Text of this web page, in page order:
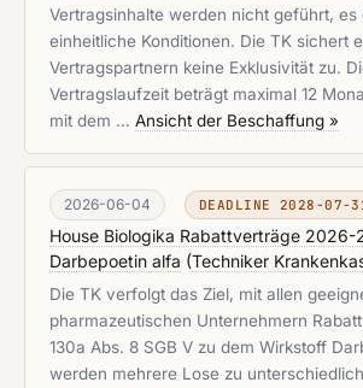
Vertragsinhalte werden nicht geführt, es
einheitliche Konditionen. Die TK sichert
Vertragspartnern keine Exklusivität zu.
Vertragslaufzeit beträgt maximal 12
mit dem … Ansicht der Beschaffung »
2026-06-04 DEADLINE 2028-07-
House Biologika Rabattverträge 2026-
Darbepoetin alfa (Techniker
Die TK verfolgt das Ziel, mit allen
pharmazeutischen Unternehmern
130a Abs. 8 SGB V zu dem Wirkstoff
werden mehrere Lose zu